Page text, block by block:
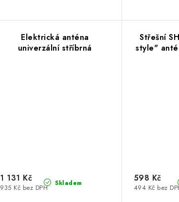
Elektrická anténa
univerzální stříbrná
Skladem
935 Kč bez DPH
1 131 Kč
Střešní
style"
494 Kč bez
598 Kč